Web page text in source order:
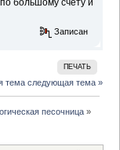
большому счёту и
Записан
ПЕЧАТЬ
тема следующая тема »
песочница»